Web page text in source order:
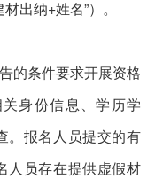
出纳+姓名”）。
的条件要求开展资格
身份信息、学历学
。报名人员提交的有
人员存在提供虚假材